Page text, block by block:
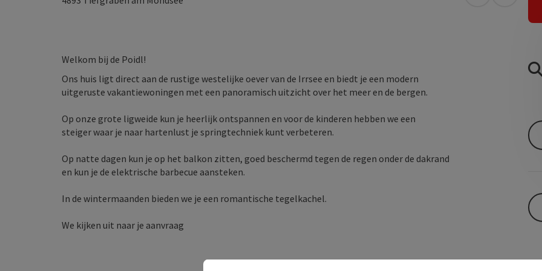
Welkom bij de Poidl!
Ons huis ligt direct aan de rustige westelijke oever van de Irrsee en biedt je een modern
uitgeruste vakantiewoningen met een panoramisch uitzicht over het meer en de bergen.
Op onze grote ligweide kun je heerlijk ontspannen en voor de kinderen hebben we een
steiger waar je naar hartenlust je springtechniek kunt verbeteren.
Op natte dagen kun je op het balkon zitten, goed beschermd tegen de regen onder de dakrand
en kun je de elektrische barbecue aansteken.
In de wintermaanden bieden we je een romantische tegelkachel.
We kijken uit naar je aanvraag